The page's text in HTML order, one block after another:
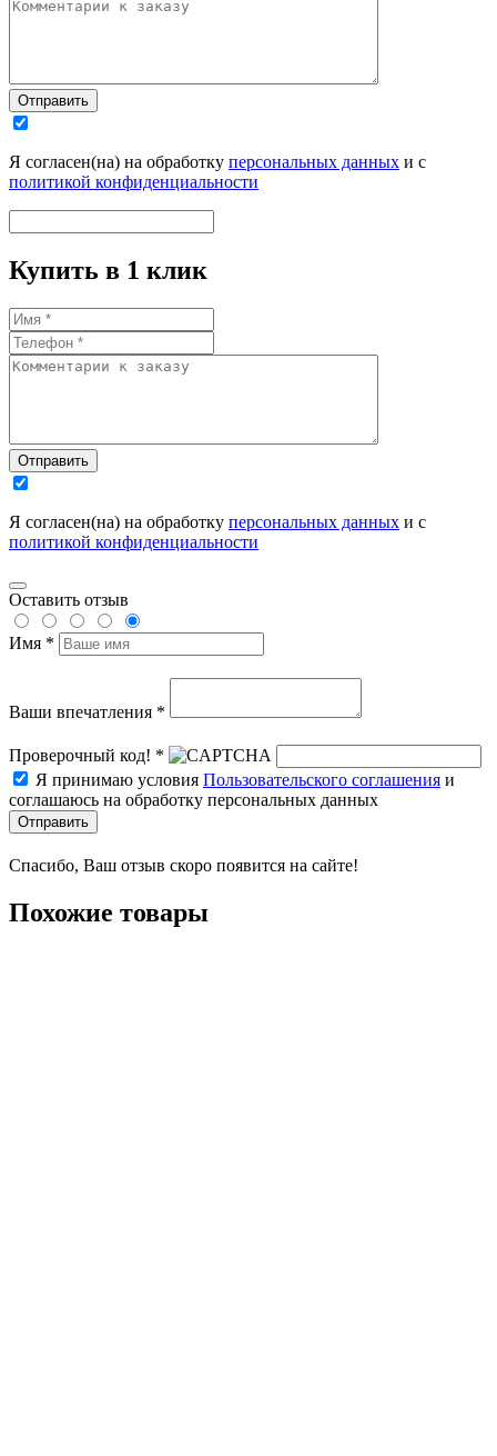
Отправить
Я согласен(на) на обработку персональных данных и с
политикой конфиденциальности
Купить в 1 клик
Отправить
Я согласен(на) на обработку персональных данных и с
политикой конфиденциальности
Оставить отзыв
Имя *
Ваши впечатления *
Проверочный код! *
Я принимаю условия Пользовательского соглашения и
соглашаюсь на обработку персональных данных
Отправить
Спасибо, Ваш отзыв скоро появится на сайте!
Похожие товары